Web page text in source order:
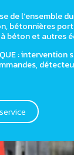
de l’ensemble
bétonnières
béton et autres
: intervention